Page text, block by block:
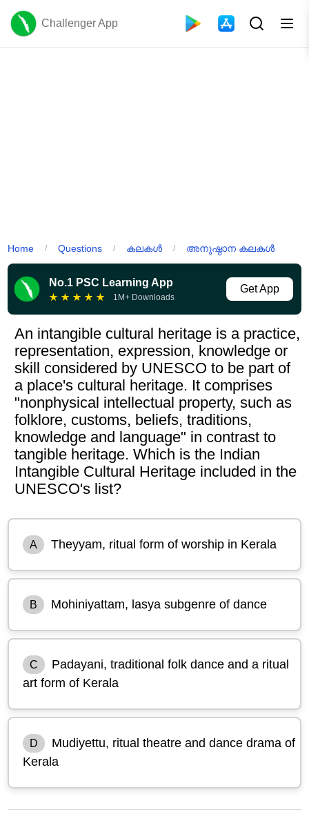
Challenger App
Home / Questions / കലകൾ / അനുഷ്ഠാന കലകൾ
No.1 PSC Learning App
★ ★ ★ ★ ★ 1M+ Downloads
Get App
An intangible cultural heritage is a practice,
representation, expression, knowledge or
skill considered by UNESCO to be part of
a place's cultural heritage. It comprises
"nonphysical intellectual property, such as
folklore, customs, beliefs, traditions,
knowledge and language" in contrast to
tangible heritage. Which is the Indian
Intangible Cultural Heritage included in the
UNESCO's list?
A Theyyam, ritual form of worship in Kerala
B Mohiniyattam, lasya subgenre of dance
C
Padayani, traditional folk dance and a ritual
art form of Kerala
D
Mudiyettu, ritual theatre and dance drama of
Kerala